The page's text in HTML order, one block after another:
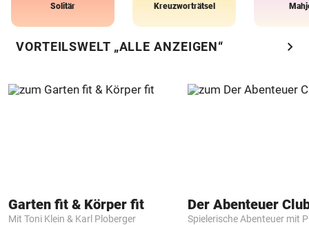
Solitär Kreuzworträtsel
VORTEILSWELT „ALLE ANZEIGEN“ chevron_right
Garten fit & Körper fit
Mit Toni Klein & Karl Ploberger
Der Abenteuer
Spielerische Abenteuer mit